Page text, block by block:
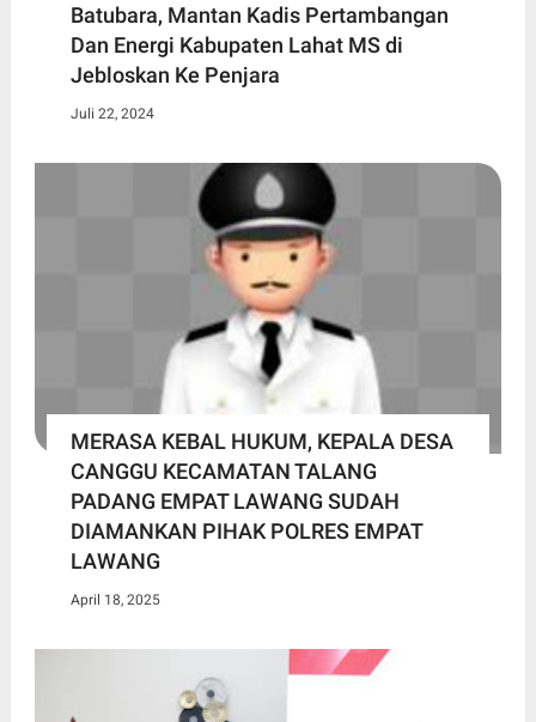
Batubara, Mantan Kadis Pertambangan
Dan Energi Kabupaten Lahat MS di
Jebloskan Ke Penjara
Juli 22, 2024
MERASA KEBAL HUKUM, KEPALA DESA
CANGGU KECAMATAN TALANG
PADANG EMPAT LAWANG SUDAH
DIAMANKAN PIHAK POLRES EMPAT
LAWANG
April 18, 2025